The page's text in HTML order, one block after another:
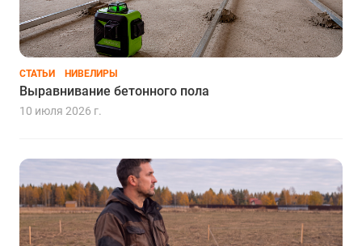
СТАТЬИ НИВЕЛИРЫ
Выравнивание бетонного пола
10 июля 2026 г.